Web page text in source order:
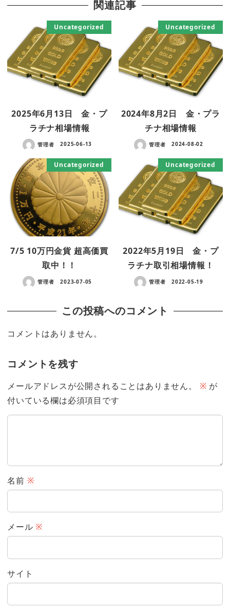
関連記事
Uncategorized
2025年6月13日 金・プ
ラチナ相場情報
管理者 2025-06-13
Uncategorized
2024年8月2日 金・プラ
チナ相場情報
管理者 2024-08-02
Uncategorized
7/5 10万円金貨 超高価買
取中！！
管理者 2023-07-05
Uncategorized
2022年5月19日 金・プ
ラチナ取引相場情報！
管理者 2022-05-19
この投稿へのコメント
コメントはありません。
コメントを残す
メールアドレスが公開されることはありません。 ※ が
付いている欄は必須項目です
名前 ※
メール ※
サイト